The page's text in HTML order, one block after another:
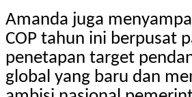
Amanda juga
COP tahun ini berpusat
penetapan target
global yang baru dan